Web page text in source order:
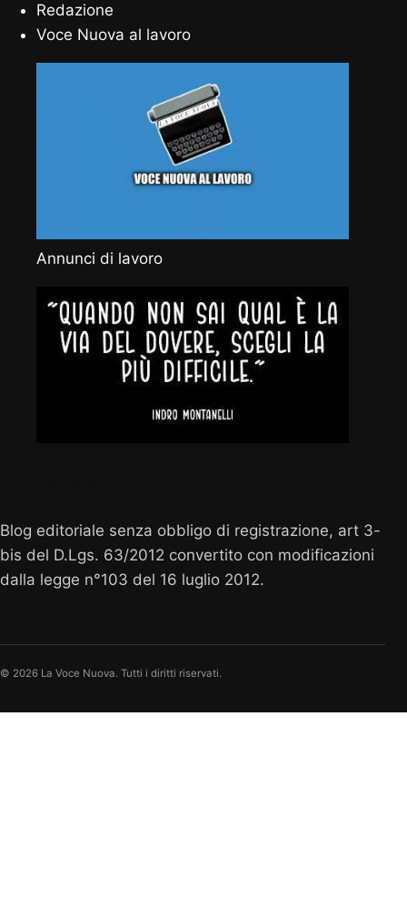
Redazione
Voce Nuova al lavoro
Annunci di lavoro
Blog editoriale senza obbligo di registrazione, art 3-
bis del D.Lgs. 63/2012 convertito con modificazioni
dalla legge n°103 del 16 luglio 2012.
© 2026 La Voce Nuova. Tutti i diritti riservati.